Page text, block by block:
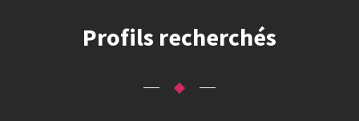
Profils recherchés